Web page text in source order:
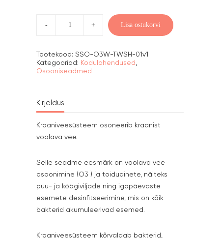
osoneerimissüsteem
Lisa ostukorvi
Tootekood: SSO-O3W-TWSH-01v1
Kategooriad: Kodulahendused ,
Osooniseadmed
Kirjeldus
Kraaniveesüsteem osoneerib kraanist
voolava vee.
Selle seadme eesmärk on voolava vee
osoonimine (O3 ) ja toiduainete, näiteks
puu- ja köögiviljade ning igapäevaste
esemete desinfitseerimine, mis on kõik
bakterid akumuleerivad esemed.
Kraaniveesüsteem kõrvaldab bakterid,